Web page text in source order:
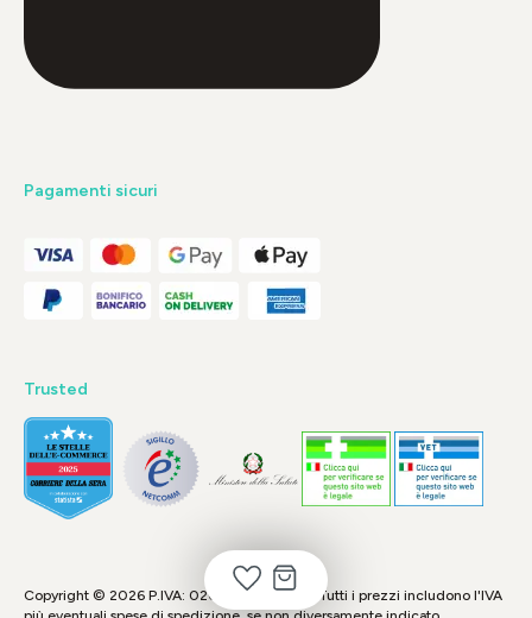
Pagamenti sicuri
Trusted
Copyright © 2026 P.IVA: 02048690974 - * Tutti i prezzi includono l'IVA